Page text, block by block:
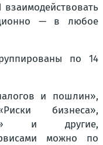
— в любое
по 14
и пошлин»,
бизнеса»,
и другие,
можно по